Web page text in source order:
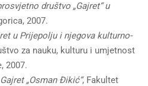
društvo „Gajret“ u
2007.
u Prijepolju i njegova kulturno-
za nauku, kulturu i umjetnost
2007.
„Osman Đikić“, Fakultet